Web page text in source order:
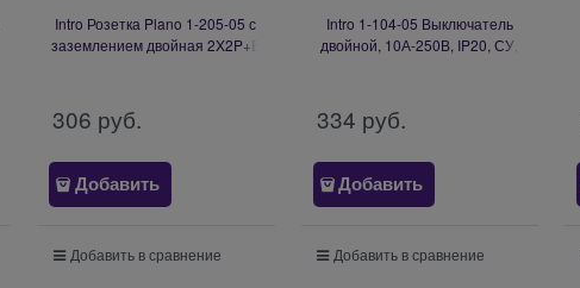
Intro Розетка Plano 1-205-05 с
заземлением двойная 2X2P+E
306 руб.
Добавить
Добавить в сравнение
Intro 1-104-05 Выключатель
двойной, 10А-250В, IP20, СУ,
334 руб.
Добавить
Добавить в сравнение